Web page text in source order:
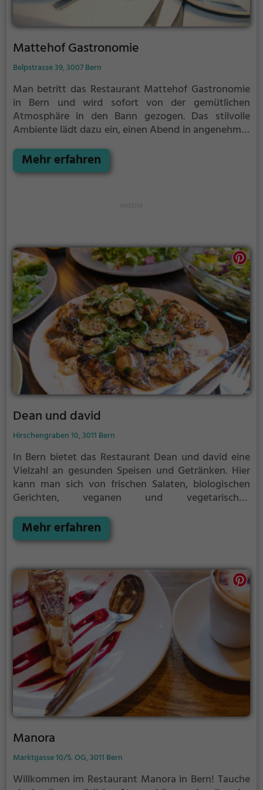
Mattehof Gastronomie
Belpstrasse 39, 3007 Bern
Man betritt das Restaurant Mattehof Gastronomie
in Bern und wird sofort von der gemütlichen
Atmosphäre in den Bann gezogen. Das stilvolle
Ambiente lädt dazu ein, einen Abend in angenehmer
an Getränken und Speisen lässt keine Wünsche
offen. Egal ob man Lust auf deftige Schweizer Küche
einen unvergesslichen Aufenthalt genießen kann.
Ob für ein romantisches Dinner zu zweit oder einen
geselligen Abend mit Freunden, im Mattehof
Gastronomie wird man stets bestens versorgt.
Mehr erfahren
Dean und david
Hirschengraben 10, 3011 Bern
In Bern bietet das Restaurant Dean und david eine
Vielzahl an gesunden Speisen und Getränken. Hier
kann man sich von frischen Salaten, biologischen
Gerichten, veganen und vegetarischen
Ambiente lädt zum Verweilen ein, sei es beim
ausgiebigen Frühstück oder einem gesunden
für alle, die Wert auf gesunde Küche legen und
gerne in entspannter Atmosphäre speisen. Ein Ort,
an dem man sich rundum wohlfühlt und genussvoll
gesund schlemmen kann.
Mehr erfahren
Manora
Marktgasse 10/5. OG, 3011 Bern
Willkommen im Restaurant Manora in Bern! Tauche